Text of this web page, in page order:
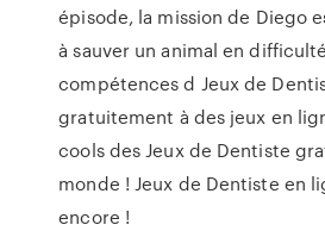
épisode, la mission de Diego
à sauver un animal en
compétences d Jeux de
gratuitement à des jeux en
cools des Jeux de Dentiste
monde ! Jeux de Dentiste en
encore !